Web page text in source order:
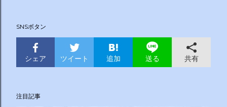
SNSボタン
シェア ツイート 追加 送る 共有
注目記事